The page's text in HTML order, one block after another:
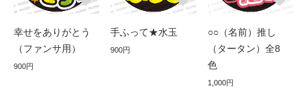
幸せをありがとう
（ファンサ用）
900円
手ふって★水玉
900円
○○（名前）推し
（タータン）全8
色
1,000円